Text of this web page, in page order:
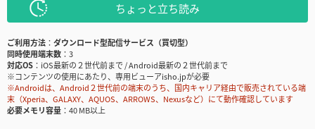
ちょっと立ち読み
ご利用方法
ダウンロード型配信サービス（買切型）
同時使用端末数
3
対応OS
iOS最新の２世代前まで / Android最新の２世代前まで
※コンテンツの使用にあたり、専用ビューアisho.jpが必要
※Androidは、Android２世代前の端末のうち、国内キャリア経由で販売されている端
末（Xperia、GALAXY、AQUOS、ARROWS、Nexusなど）にて動作確認しています
必要メモリ容量
40 MB以上